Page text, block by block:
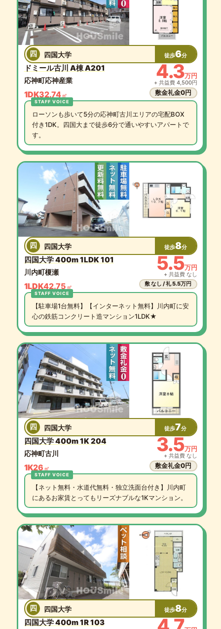
四 四国大学 徒歩6分
ドミール古川 A棟 A201
応神町応神産業
1DK32.74㎡
4.3万円
+ 共益費 4,500円
敷金礼金0円
ローソンも歩いて5分の応神町古川エリアの宅配BOX
付き1DK。四国大まで徒歩6分で通いやすいアパートで
す。
四 四国大学 徒歩8分
四国大学 400m 1LDK 101
川内町榎瀬
1LDK42.75 ㎡
5.5万円
+ 共益費 なし
敷 なし / 礼 5.5万円
【駐車場1台無料】【インターネット無料】川内町に安
心の鉄筋コンクリート造マンション1LDK★
四 四国大学 徒歩7分
四国大学 400m 1K 204
応神町古川
1K26 ㎡
3.5万円
+ 共益費 なし
敷金礼金0円
【ネット無料・水道代無料・独立洗面台付き】川内町
にあるお家賃とってもリーズナブルな1Kマンション。
四 四国大学 徒歩8分
四国大学 400m 1R 103